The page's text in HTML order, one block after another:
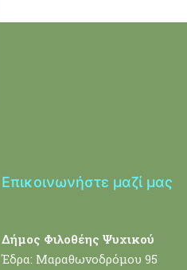
Επικοινωνήστε μαζί μας
Δήμος Φιλοθέης Ψυχικού
Έδρα: Μαραθωνοδρόμου 95